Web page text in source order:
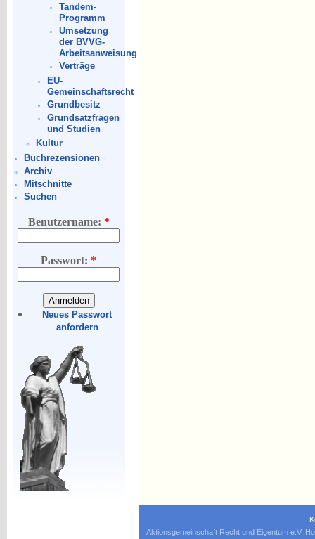
Tandem-
Programm
Umsetzung
der BVVG-
Arbeitsanweisung
Verträge
EU-
Gemeinschaftsrecht
Grundbesitz
Grundsatzfragen
und Studien
Kultur
Buchrezensionen
Archiv
Mitschnitte
Suchen
Benutzername: *
Passwort:*
Neues Passwort
anfordern
Aktionsgemeinschaft Recht und Eigentum e.V.